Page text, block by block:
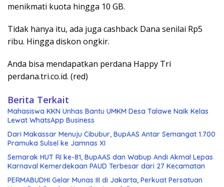
menikmati kuota hingga 10 GB.
Tidak hanya itu, ada juga cashback Dana senilai Rp5
ribu. Hingga diskon ongkir.
Anda bisa mendapatkan perdana Happy Tri
perdana.tri.co.id. (red)
Berita Terkait
Mahasiswa KKN Unhas Bantu UMKM Desa Talawe Naik Kelas
Lewat WhatsApp Business
Dari Makassar Menuju Cibubur, BupAAS Antar Semangat 1.700
Pramuka Sulsel ke Jamnas XI
Semarak HUT RI ke-81, BupAAS dan Wabup Andi Akmal Lepas
Karnaval Kemerdekaan PAUD Terbesar dari 27 Kecamatan
PERMABUDHI Gelar Munas III di Jakarta, Perkuat Persatuan